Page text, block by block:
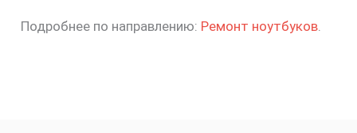
Подробнее по направлению: Ремонт ноутбуков.